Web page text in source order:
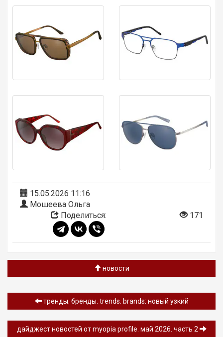
15.05.2026 11:16
Мошеева Ольга
Поделиться:
171
новости
тренды. бренды. trends. brands: новый узкий
дайджест новостей от myopia profile. май 2026. часть 2